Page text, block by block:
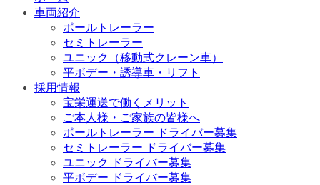
車両紹介
ポールトレーラー
セミトレーラー
ユニック（移動式クレーン車）
平ボデー・誘導車・リフト
採用情報
宝栄運送で働くメリット
ご本人様・ご家族の皆様へ
ポールトレーラー ドライバー募集
セミトレーラー ドライバー募集
ユニック ドライバー募集
平ボデー ドライバー募集